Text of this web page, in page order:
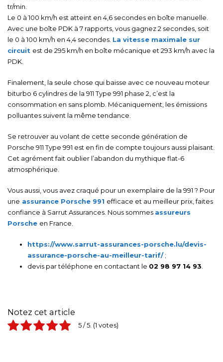
tr/min.
Le 0 à 100 km/h est atteint en 4,6 secondes en boîte manuelle.
Avec une boîte PDK à 7 rapports, vous gagnez 2 secondes, soit
le 0 à 100 km/h en 4,4 secondes. La vitesse maximale sur
circuit est de 295 km/h en boîte mécanique et 293 km/h avec la
PDK.
Finalement, la seule chose qui baisse avec ce nouveau moteur
biturbo 6 cylindres de la 911 Type 991 phase 2, c’est la
consommation en sans plomb. Mécaniquement, les émissions
polluantes suivent la même tendance.
Se retrouver au volant de cette seconde génération de
Porsche 911 Type 991 est en fin de compte toujours aussi plaisant.
Cet agrément fait oublier l’abandon du mythique flat-6
atmosphérique.
Vous aussi, vous avez craqué pour un exemplaire de la 991 ? Pour
une assurance Porsche 991 efficace et au meilleur prix, faites
confiance à Sarrut Assurances. Nous sommes assureurs
Porsche en France.
https://www.sarrut-assurances-porsche.lu/devis-
assurance-porsche-au-meilleur-tarif/;
devis par téléphone en contactant le 02 98 97 14 93
Notez cet article
5/ 5. 1